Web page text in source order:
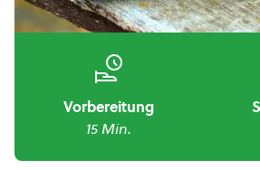
Vorbereitung
15 Min.